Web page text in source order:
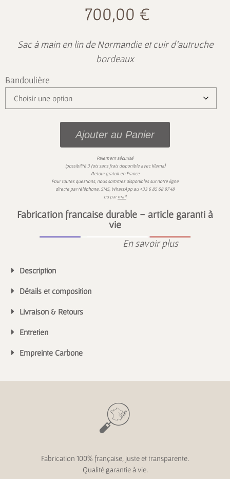
700,00 €
Sac à main en lin de Normandie et cuir d’autruche
bordeaux
Bandoulière
Ajouter au Panier
Paiement sécurisé
(possibilité 3 fois sans frais disponible avecKlarna)
Retour gratuit en France
Pour toutes questions, nous sommes disponibles surnotre ligne
directe par téléphone, SMS, WhatsApp au+33 6 85 68 97 48
ou parmail
Fabrication française durable - article garanti à
vie
En savoir plus
Description
Détails et composition
Livraison & Retours
Entretien
Empreinte Carbone
Fabrication 100% française, juste et transparente.
Qualité garantie à vie.